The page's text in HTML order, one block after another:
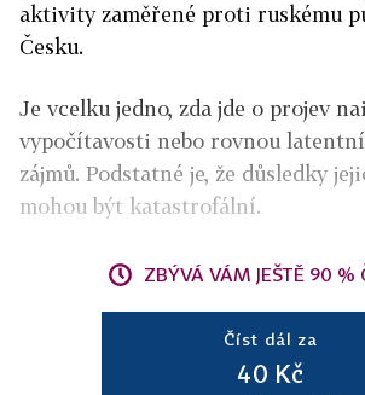
aktivity zaměřené proti ruskému
Česku.
Je vcelku jedno, zda jde o projev
vypočítavosti nebo rovnou
zájmů. Podstatné je, že důsledky
mohou být katastrofální.
ZBÝVÁ VÁM JEŠTĚ 90 %
Číst dál za
40 Kč